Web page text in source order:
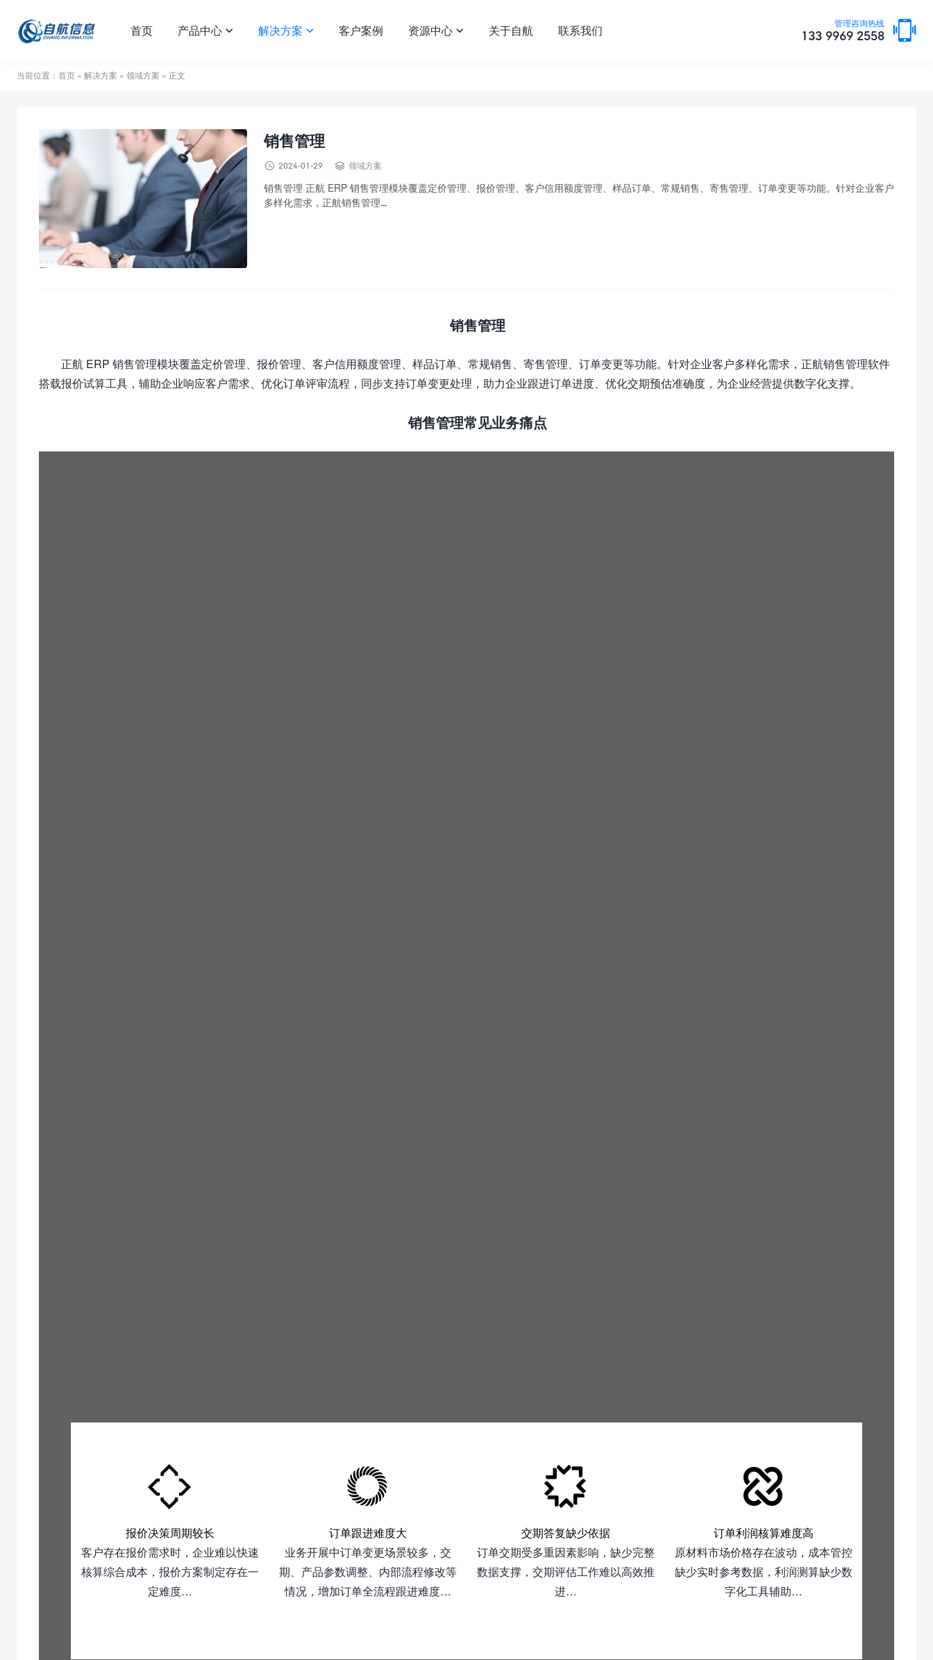
管理咨询热线
133 9969 2558 
首页 产品中心  解决方案  客户案例 资源中心  关于自航 联系我们
当前位置： 首页 » 解决方案 » 领域方案 » 正文
销售管理
 2024-01-29  领域方案
销售管理 正航 ERP 销售管理模块覆盖定价管理、报价管理、客户信用额度管理、样品订单、常规销售、寄售管理、订单变更等功能。针对企业客户
多样化需求，正航销售管理...
销售管理
正航 ERP 销售管理模块覆盖定价管理、报价管理、客户信用额度管理、样品订单、常规销售、寄售管理、订单变更等功能。针对企业客户多样化需求，正航销售管理软件
搭载报价试算工具，辅助企业响应客户需求、优化订单评审流程，同步支持订单变更处理，助力企业跟进订单进度、优化交期预估准确度，为企业经营提供数字化支撑。
销售管理常见业务痛点
报价决策周期较长
客户存在报价需求时，企业难以快速
核算综合成本，报价方案制定存在一
定难度…
订单跟进难度大
业务开展中订单变更场景较多，交
期、产品参数调整、内部流程修改等
情况，增加订单全流程跟进难度…
交期答复缺少依据
订单交期受多重因素影响，缺少完整
数据支撑，交期评估工作难以高效推
进…
订单利润核算难度高
原材料市场价格存在波动，成本管控
缺少实时参考数据，利润测算缺少数
字化工具辅助…